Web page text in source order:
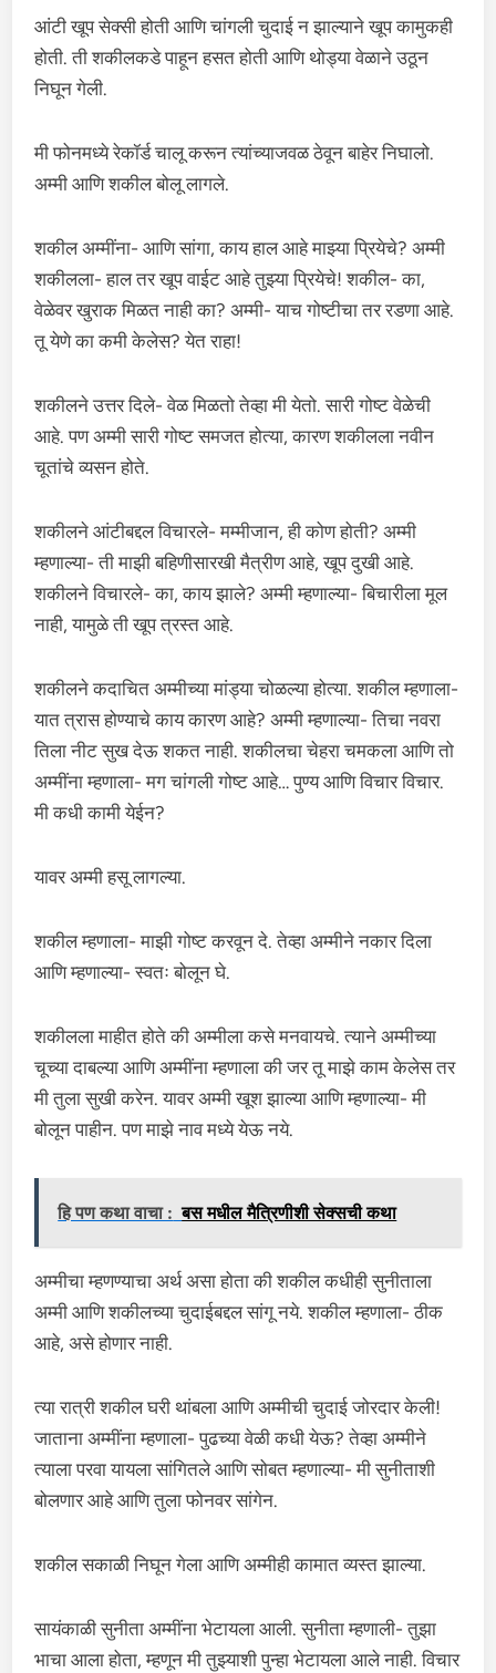
आंटी खूप सेक्सी होती आणि चांगली चुदाई न झाल्याने खूप कामुकही
होती. ती शकीलकडे पाहून हसत होती आणि थोड्या वेळाने उठून
निघून गेली.
मी फोनमध्ये रेकॉर्ड चालू करून त्यांच्याजवळ ठेवून बाहेर निघालो.
अम्मी आणि शकील बोलू लागले.
शकील अम्मींना- आणि सांगा, काय हाल आहे माझ्या प्रियेचे? अम्मी
शकीलला- हाल तर खूप वाईट आहे तुझ्या प्रियेचे! शकील- का,
वेळेवर खुराक मिळत नाही का? अम्मी- याच गोष्टीचा तर रडणा आहे.
तू येणे का कमी केलेस? येत राहा!
शकीलने उत्तर दिले- वेळ मिळतो तेव्हा मी येतो. सारी गोष्ट वेळेची
आहे. पण अम्मी सारी गोष्ट समजत होत्या, कारण शकीलला नवीन
चूतांचे व्यसन होते.
शकीलने आंटीबद्दल विचारले- मम्मीजान, ही कोण होती? अम्मी
म्हणाल्या- ती माझी बहिणीसारखी मैत्रीण आहे, खूप दुखी आहे.
शकीलने विचारले- का, काय झाले? अम्मी म्हणाल्या- बिचारीला मूल
नाही, यामुळे ती खूप त्रस्त आहे.
शकीलने कदाचित अम्मीच्या मांड्या चोळल्या होत्या. शकील म्हणाला-
यात त्रास होण्याचे काय कारण आहे? अम्मी म्हणाल्या- तिचा नवरा
तिला नीट सुख देऊ शकत नाही. शकीलचा चेहरा चमकला आणि तो
अम्मींना म्हणाला- मग चांगली गोष्ट आहे… पुण्य आणि विचार विचार.
मी कधी कामी येईन?
यावर अम्मी हसू लागल्या.
शकील म्हणाला- माझी गोष्ट करवून दे. तेव्हा अम्मीने नकार दिला
आणि म्हणाल्या- स्वतः बोलून घे.
शकीलला माहीत होते की अम्मीला कसे मनवायचे. त्याने अम्मीच्या
चूच्या दाबल्या आणि अम्मींना म्हणाला की जर तू माझे काम केलेस तर
मी तुला सुखी करेन. यावर अम्मी खूश झाल्या आणि म्हणाल्या- मी
बोलून पाहीन. पण माझे नाव मध्ये येऊ नये.
हि पण कथा वाचा : बस मधील मैत्रिणीशी सेक्सची कथा
अम्मीचा म्हणण्याचा अर्थ असा होता की शकील कधीही सुनीताला
अम्मी आणि शकीलच्या चुदाईबद्दल सांगू नये. शकील म्हणाला- ठीक
आहे, असे होणार नाही.
त्या रात्री शकील घरी थांबला आणि अम्मीची चुदाई जोरदार केली!
जाताना अम्मींना म्हणाला- पुढच्या वेळी कधी येऊ? तेव्हा अम्मीने
त्याला परवा यायला सांगितले आणि सोबत म्हणाल्या- मी सुनीताशी
बोलणार आहे आणि तुला फोनवर सांगेन.
शकील सकाळी निघून गेला आणि अम्मीही कामात व्यस्त झाल्या.
सायंकाळी सुनीता अम्मींना भेटायला आली. सुनीता म्हणाली- तुझा
भाचा आला होता, म्हणून मी तुझ्याशी पुन्हा भेटायला आले नाही. विचार